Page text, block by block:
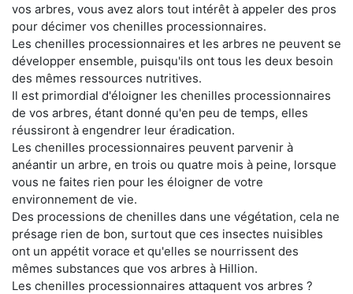
vos arbres, vous avez alors tout intérêt à appeler des pros
pour décimer vos chenilles processionnaires.
Les chenilles processionnaires et les arbres ne peuvent se
développer ensemble, puisqu'ils ont tous les deux besoin
des mêmes ressources nutritives.
Il est primordial d'éloigner les chenilles processionnaires
de vos arbres, étant donné qu'en peu de temps, elles
réussiront à engendrer leur éradication.
Les chenilles processionnaires peuvent parvenir à
anéantir un arbre, en trois ou quatre mois à peine, lorsque
vous ne faites rien pour les éloigner de votre
environnement de vie.
Des processions de chenilles dans une végétation, cela ne
présage rien de bon, surtout que ces insectes nuisibles
ont un appétit vorace et qu'elles se nourrissent des
mêmes substances que vos arbres à Hillion.
Les chenilles processionnaires attaquent vos arbres ?